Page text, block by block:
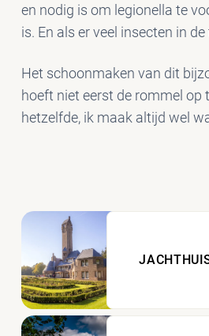
en nodig is om legionella te
is. En als er veel insecten in
Het schoonmaken van dit
hoeft niet eerst de rommel op
hetzelfde, ik maak altijd wel